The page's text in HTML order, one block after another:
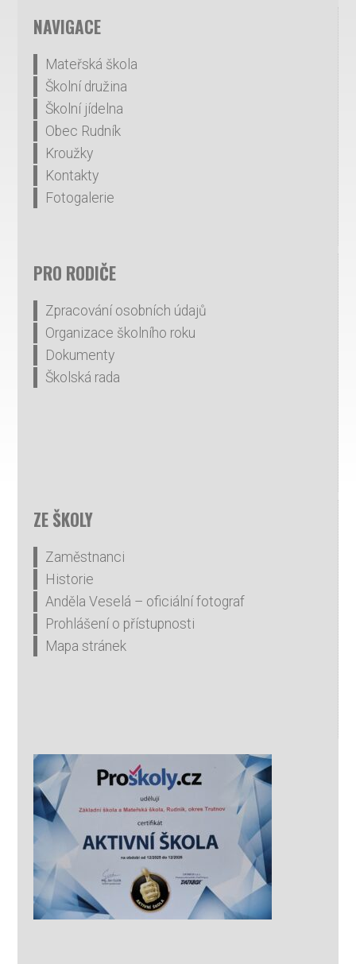
NAVIGACE
Mateřská škola
Školní družina
Školní jídelna
Obec Rudník
Kroužky
Kontakty
Fotogalerie
PRO RODIČE
Zpracování osobních údajů
Organizace školního roku
Dokumenty
Školská rada
ZE ŠKOLY
Zaměstnanci
Historie
Anděla Veselá – oficiální fotograf
Prohlášení o přístupnosti
Mapa stránek